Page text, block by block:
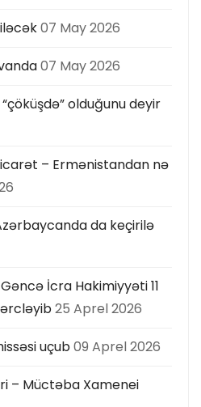
07 May 2026
07 May 2026
olduğunu deyir
– Ermənistandan nə
da keçirilə
İcra Hakimiyyəti 11
25 Aprel 2026
uçub09 Aprel 2026
– Müctəba Xamenei